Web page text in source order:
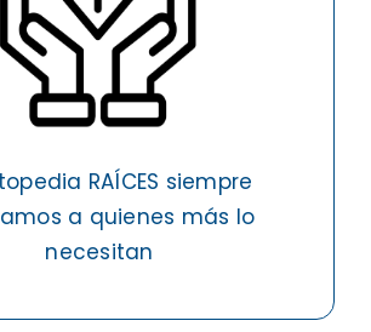
RAÍCES siempre
a quienes más lo
necesitan